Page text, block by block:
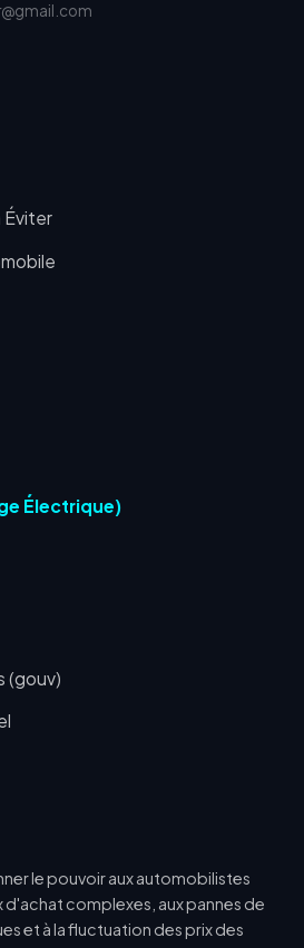
Éviter
Électrique)
(gouv)
le pouvoir aux automobilistes
d'achat complexes, aux pannes de
et à la fluctuation des prix des